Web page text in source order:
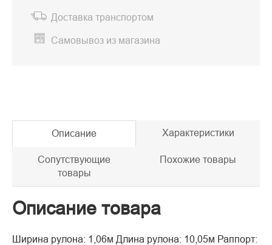
Доставка транспортом
Самовывоз из магазина
Описание Характеристики
Сопутствующие
товары
Похожие товары
Описание товара
Ширина рулона: 1,06м Длина рулона: 10,05м Раппорт: